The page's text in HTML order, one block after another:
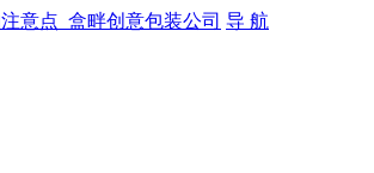
导 航